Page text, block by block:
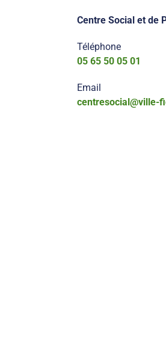
Centre Social et de
Téléphone
05 65 50 05 01
Email
centresocial@ville-